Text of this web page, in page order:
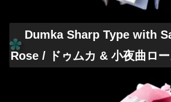
Dumka Sharp Type with
Rose / ドゥムカ & 小夜曲ロ